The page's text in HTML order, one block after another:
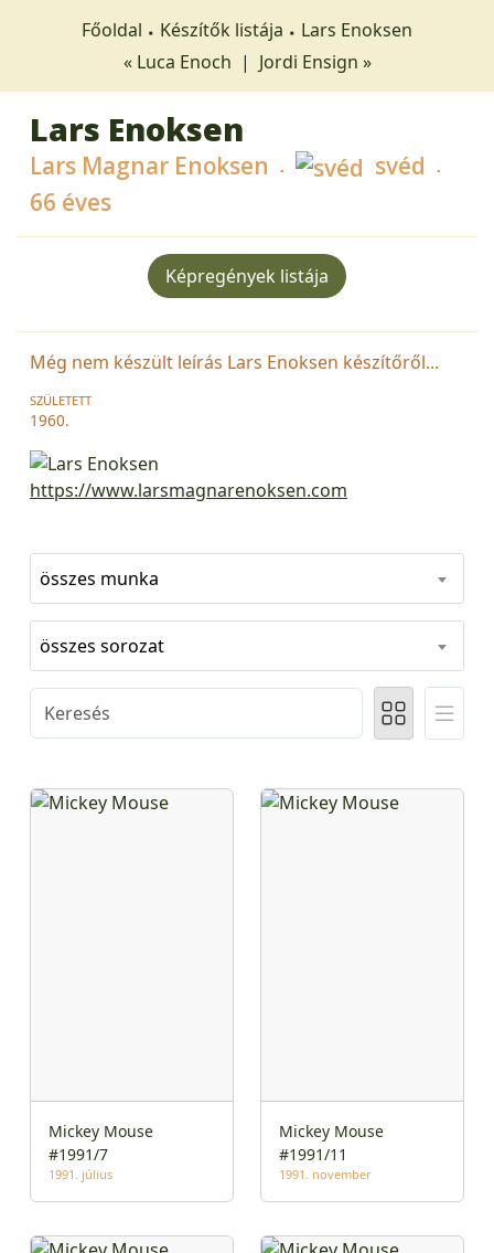
Főoldal Készítők listája
Lars Enoksen
« Luca Enoch | Jordi Ensign »
Lars Enoksen
Lars Magnar Enoksen
svéd
66 éves
Képregények listája
Még nem készült leírás Lars Enoksen készítőről...
SZÜLETETT
1960.
https://www.larsmagnarenoksen.com
összes munka
összes sorozat
Mickey Mouse
#1991/7
1991. július
Mickey Mouse
#1991/11
1991. november